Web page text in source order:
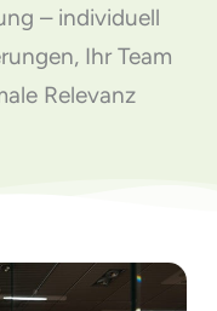
– individuell
Ihr Team
Relevanz